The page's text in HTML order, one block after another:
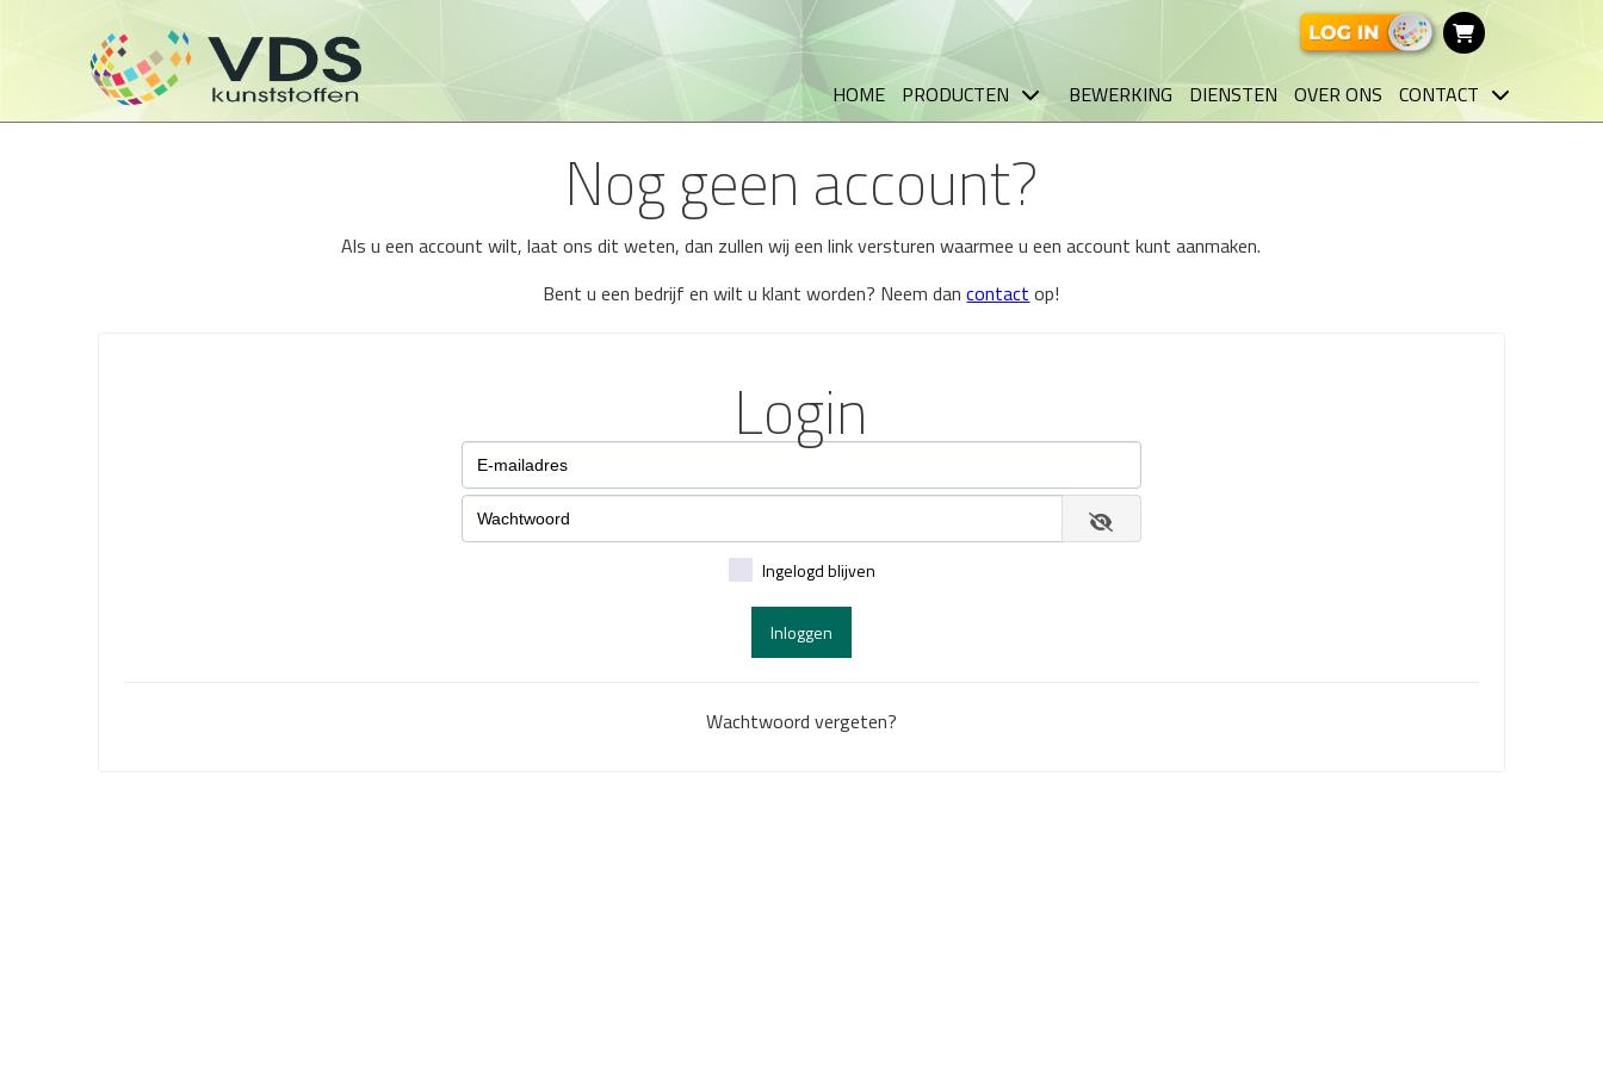
HOME PRODUCTEN BEWERKING DIENSTEN OVER ONS CONTACT
Nog geen account?
Als u een account wilt, laat ons dit weten, dan zullen wij een link versturen waarmee u een account kunt aanmaken.
Bent u een bedrijf en wilt u klant worden? Neem dancontact op!
Login
Ingelogd blijven
Inloggen
Wachtwoord vergeten?